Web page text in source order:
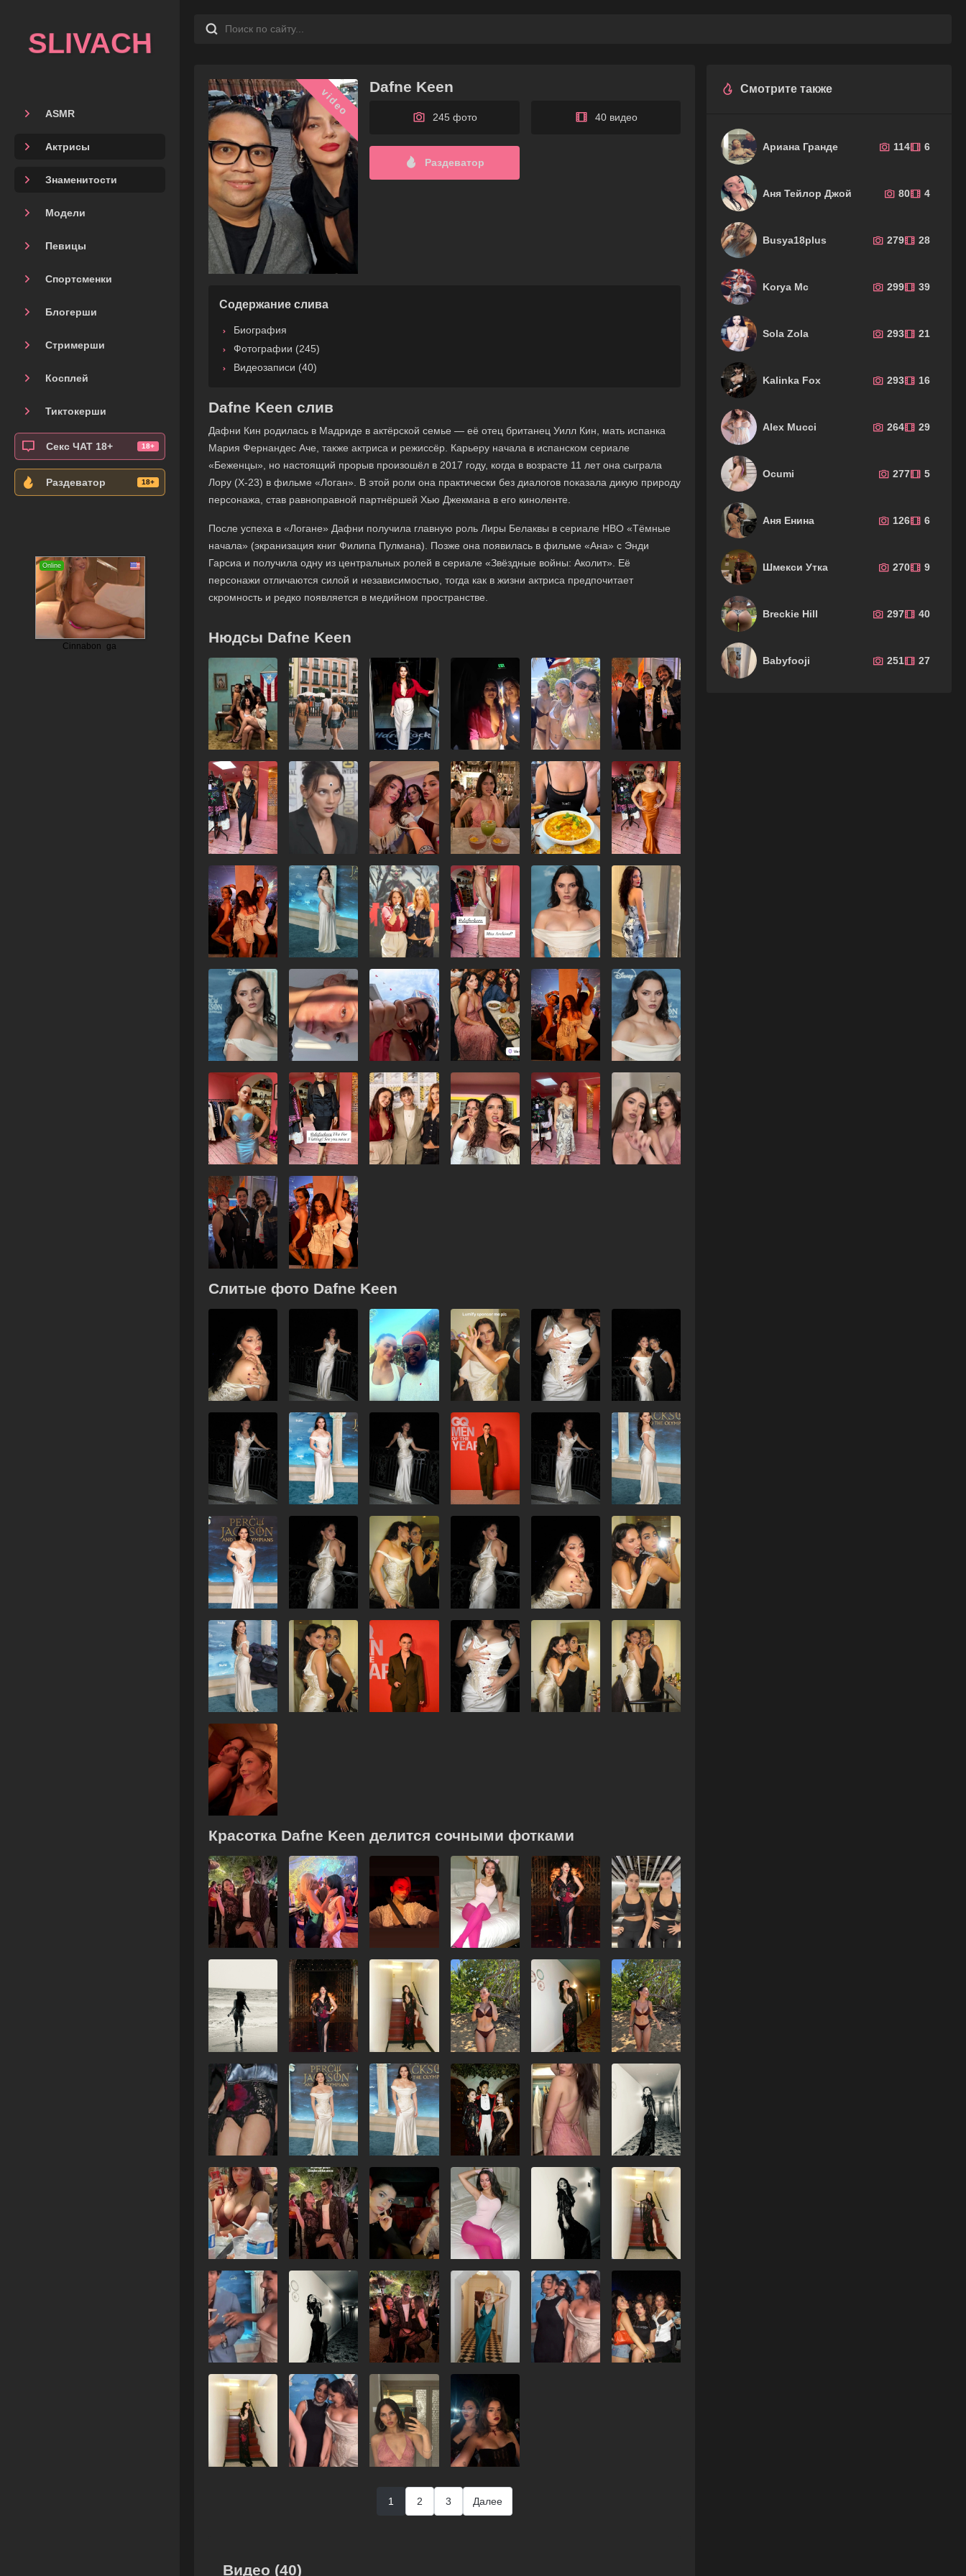
SLIVACH
ASMR
Актрисы
Знаменитости
Модели
Певицы
Спортсменки
Блогерши
Стримерши
Косплей
Тиктокерши
Секс ЧАТ 18+
Раздеватор
video Dafne Keen
245 фото 40 видео
Раздеватор
Содержание слива
Биография
Фотографии (245)
Видеозаписи (40)
Dafne Keen слив
Дафни Кин родилась в Мадриде в актёрской семье — её отец британец Уилл Кин, мать испанка
Мария Фернандес Аче, также актриса и режиссёр. Карьеру начала в испанском сериале
«Беженцы», но настоящий прорыв произошёл в 2017 году, когда в возрасте 11 лет она сыграла
Лору (X-23) в фильме «Логан». В этой роли она практически без диалогов показала дикую природу
персонажа, став равноправной партнёршей Хью Джекмана в его киноленте.
После успеха в «Логане» Дафни получила главную роль Лиры Белаквы в сериале HBO «Тёмные
начала» (экранизация книг Филипа Пулмана). Позже она появилась в фильме «Ана» с Энди
Гарсиа и получила одну из центральных ролей в сериале «Звёздные войны: Аколит». Её
персонажи отличаются силой и независимостью, тогда как в жизни актриса предпочитает
скромность и редко появляется в медийном пространстве.
Нюдсы Dafne Keen
Слитые фото Dafne Keen
Красотка Dafne Keen делится сочными фотками
1 2 3 Далее
Видео (40)
Смотрите также
Ариана Гранде 114 6
Аня Тейлор Джой 80 4
Busya18plus 279 28
Korya Mc 299 39
Sola Zola 293 21
Kalinka Fox 293 16
Alex Mucci 264 29
Ocumi 277 5
Аня Енина 126 6
Шмекси Утка 270 9
Breckie Hill 297 40
Babyfooji 251 27